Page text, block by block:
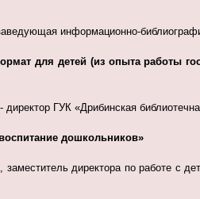
информационно-
для детей (из опыта работы
ГУК «Дрибинская
дошкольников»
директора по работе с